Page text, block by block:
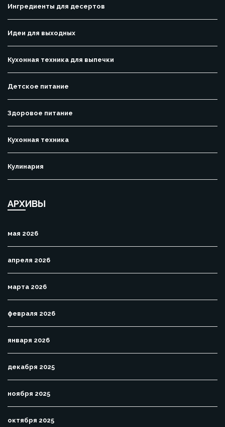
Ингредиенты для десертов
Идеи для выходных
Кухонная техника для выпечки
Детское питание
Здоровое питание
Кухонная техника
Кулинария
АРХИВЫ
мая 2026
апреля 2026
марта 2026
февраля 2026
января 2026
декабря 2025
ноября 2025
октября 2025